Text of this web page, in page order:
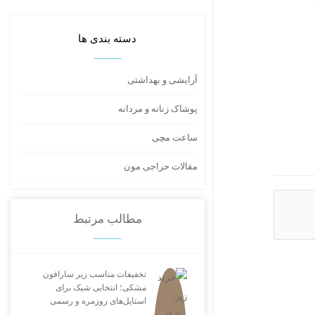
دسته بندی ها
آرایشی و بهداشتی
پوشاک زنانه و مردانه
ساعت مچی
مقالات حراجی مون
مطالب مرتبط
تخفیفات مناسب زیر سارافون
مشکی؛ انتخابی شیک برای
استایل‌های روزمره و رسمی